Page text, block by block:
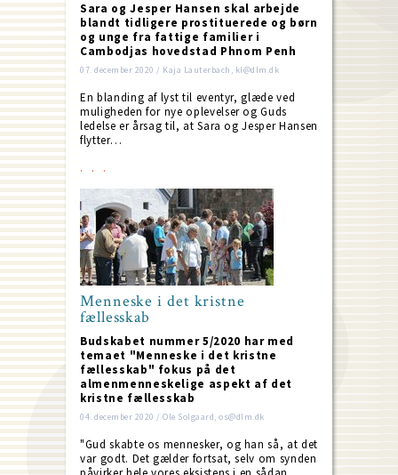
Sara og Jesper Hansen skal arbejde
blandt tidligere prostituerede og børn
og unge fra fattige familier i
Cambodjas hovedstad Phnom Penh
07. december 2020 / Kaja Lauterbach, kl@dlm.dk
En blanding af lyst til eventyr, glæde ved
muligheden for nye oplevelser og Guds
ledelse er årsag til, at Sara og Jesper Hansen
flytter…
Menneske i det kristne
fællesskab
Budskabet nummer 5/2020 har med
temaet "Menneske i det kristne
fællesskab" fokus på det
almenmenneskelige aspekt af det
kristne fællesskab
04. december 2020 / Ole Solgaard, os@dlm.dk
"Gud skabte os mennesker, og han så, at det
var godt. Det gælder fortsat, selv om synden